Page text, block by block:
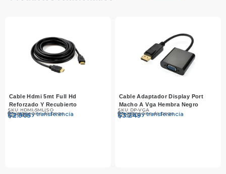
Cable Hdmi 5mt Full Hd
Reforzado Y Recubierto
SKU: HDMI-5MLISO
$2.905
Efectivo y transferencia
$2.995
Otros medios de pago
Cable Adaptador Display Port
Macho A Vga Hembra Negro
SKU: DP-VGA
$3.249
Efectivo y transferencia
$3.350
Otros medios de pago